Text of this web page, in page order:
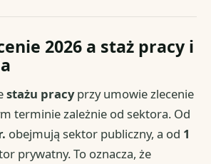
2026 a staż pracy i
stażu pracyprzy umowie zlecenie
terminie zależnie od sektora. Od
obejmują sektor publiczny, a od 1
prywatny. To oznacza, że